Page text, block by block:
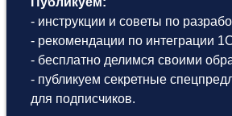
- инструкции и советы по
- рекомендации по интеграции
- бесплатно делимся своими
- публикуем секретные
для подписчиков.